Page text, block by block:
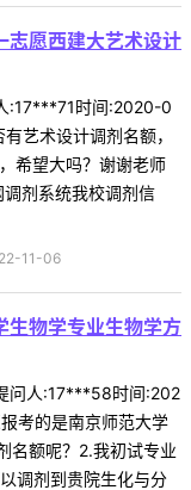
志愿西建大艺术设计
:17***71时间:2020-0
艺术设计调剂名额，
希望大吗？谢谢老师
剂系统我校调剂信
11-06
生物学专业生物学方
问人:17***58时间:202
考的是南京师范大学
名额呢？2.我初试专业
调剂到贵院生化与分